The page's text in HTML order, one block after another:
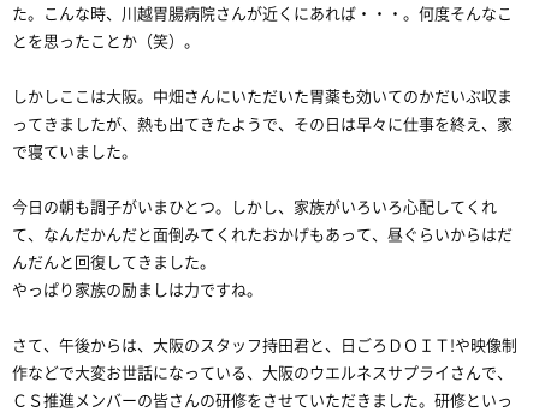
た。こんな時、川越胃腸病院さんが近くにあれば・・・。何度そんなこ
とを思ったことか（笑）。
しかしここは大阪。中畑さんにいただいた胃薬も効いてのかだいぶ収ま
ってきましたが、熱も出てきたようで、その日は早々に仕事を終え、家
で寝ていました。
今日の朝も調子がいまひとつ。しかし、家族がいろいろ心配してくれ
て、なんだかんだと面倒みてくれたおかげもあって、昼ぐらいからはだ
んだんと回復してきました。
やっぱり家族の励ましは力ですね。
さて、午後からは、大阪のスタッフ持田君と、日ごろＤＯＩＴ!や映像制
作などで大変お世話になっている、大阪のウエルネスサプライさんで、
ＣＳ推進メンバーの皆さんの研修をさせていただきました。研修といっ